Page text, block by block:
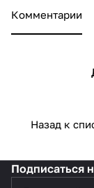
комфорт
Комментарии
Назад к
Подписаться